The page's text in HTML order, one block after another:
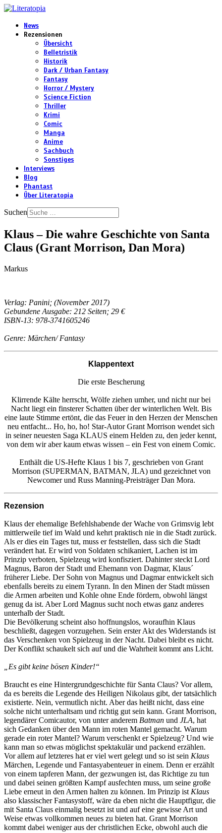
News
Rezensionen
Übersicht
Belletristik
Historik
Dark / Urban Fantasy
Fantasy
Horror / Mystery
Science Fiction
Thriller
Krimi
Comic
Manga
Anime
Sachbuch
Sonstiges
Interviews
Blog
Phantast
Über Literatopia
Suchen
Klaus – Die wahre Geschichte von Santa
Claus (Grant Morrison, Dan Mora)
Markus
Verlag: Panini; (November 2017)
Gebundene Ausgabe: 212 Seiten; 29 €
ISBN-13: 978-3741605246
Genre: Märchen/ Fantasy
Klappentext
Die erste Bescherung
Klirrende Kälte herrscht, Wölfe ziehen umher, und nicht nur bei
Nacht liegt ein finsterer Schatten über der winterlichen Welt. Bis
eine laute Stimme ertönt, die das Feuer in den Herzen der Menschen
neu entfacht... Ho, ho, ho! Star-Autor Grant Morrison wendet sich
in seiner neuesten Saga KLAUS einem Helden zu, den jeder kennt,
von dem wir aber kaum etwas wissen – ein Fest von einem Comic.
Enthält die US-Hefte Klaus 1 bis 7, geschrieben von Grant
Morrison (SUPERMAN, BATMAN, JLA) und gezeichnet von
Newcomer und Russ Manning-Preisträger Dan Mora.
Rezension
Klaus der ehemalige Befehlshabende der Wache von Grimsvig lebt
mittlerweile tief im Wald und kehrt praktisch nie in die Stadt zurück.
Als er dies ein Tages tut, muss er feststellen, dass sich die Stadt
verändert hat. Er wird von Soldaten schikaniert, Lachen ist im
Prinzip verboten, Spielzeug wird konfisziert. Dahinter steckt Lord
Magnus, Baron der Stadt und Ehemann von Dagmar, Klaus´
früherer Liebe. Der Sohn von Magnus und Dagmar entwickelt sich
ebenfalls bereits zu einem Tyrann. In den Minen der Stadt müssen
die Armen arbeiten und Kohle ohne Ende fördern, obwohl längst
genug da ist. Aber Lord Magnus sucht noch etwas ganz anderes
unterhalb der Stadt.
Die Bevölkerung scheint also hoffnungslos, woraufhin Klaus
beschließt, dagegen vorzugehen. Sein erster Akt des Widerstands ist
das Verschenken von Spielzeug in der Nacht. Dabei bleibt es nicht.
Der Konflikt schaukelt sich auf und die Wahrheit kommt ans Licht.
„Es gibt keine bösen Kinder!“
Braucht es eine Hintergrundgeschichte für Santa Claus? Vor allem,
da es bereits die Legende des Heiligen Nikolaus gibt, der tatsächlich
existierte. Nein, vermutlich nicht. Aber das heißt nicht, dass eine
solche nicht unterhaltsam und richtig gut sein kann. Grant Morrison,
legendärer Comicautor, von unter anderem Batman und JLA, hat
sich Gedanken über den Mann im roten Mantel gemacht. Warum
gerade ein roter Mantel? Warum verschenkt er Spielzeug? Und wie
kann man so etwas möglichst spektakulär und packend erzählen.
Vor allem auf letzteres hat er viel wert gelegt und so ist sein Klaus
Märchen, Legende und Fantasyabenteuer in einem. Denn er erzählt
von einem tapferen Mann, der gezwungen ist, das Richtige zu tun
und dabei seinen größten Kampf ausfechten muss, um seine große
Liebe erneut in den Armen halten zu können. Im Prinzip ist Klaus
also klassischer Fantasystoff, wäre da eben nicht die Hauptfigur, die
mit Santa Claus einmalig besetzt ist und auf eine gewisse Art und
Weise etwas vollkommen neues zu bieten hat. Grant Morrison
kommt dabei weniger aus der christlichen Ecke, obwohl auch die